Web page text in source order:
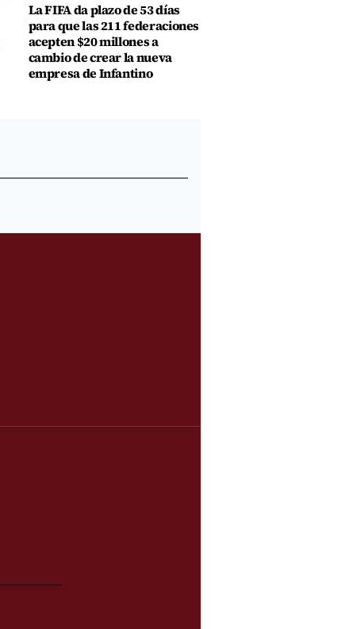
La FIFA da plazo de 53 días
para que las 211 federaciones
acepten $20 millones a
cambio de crear la nueva
empresa de Infantino